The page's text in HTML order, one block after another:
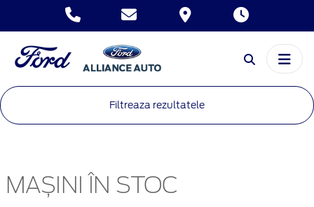
Filtreaza rezultatele
MAȘINI ÎN STOC